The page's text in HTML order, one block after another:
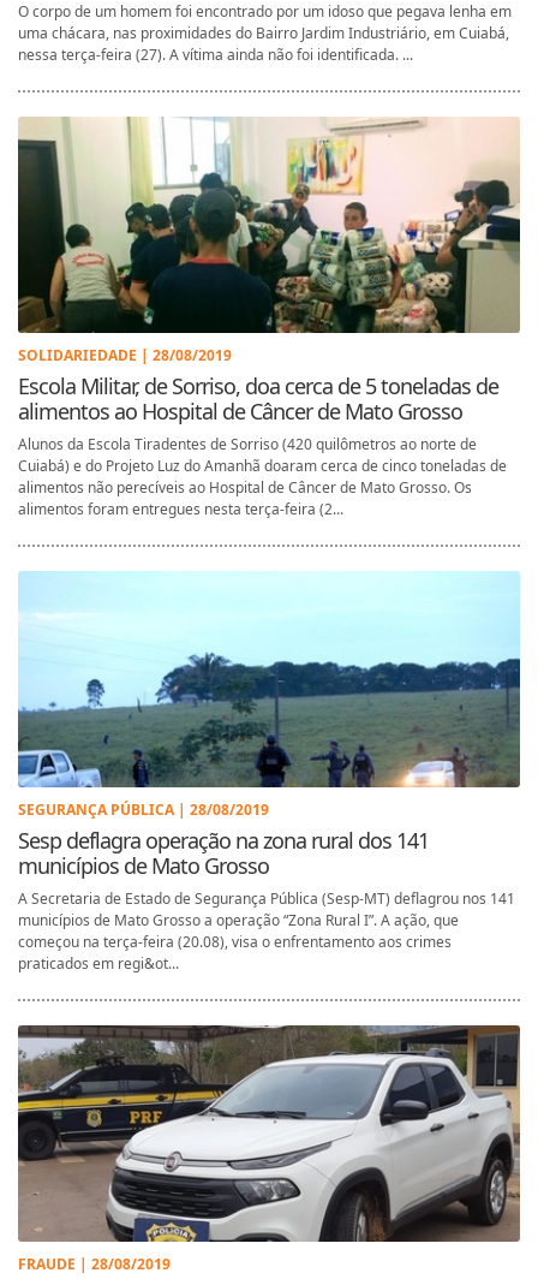
O corpo de um homem foi encontrado por um idoso que pegava lenha em
uma chácara, nas proximidades do Bairro Jardim Industriário, em Cuiabá,
nessa terça-feira (27). A vítima ainda não foi identificada. ...
SOLIDARIEDADE | 28/08/2019
Escola Militar, de Sorriso, doa cerca de 5 toneladas de
alimentos ao Hospital de Câncer de Mato Grosso
Alunos da Escola Tiradentes de Sorriso (420 quilômetros ao norte de
Cuiabá) e do Projeto Luz do Amanhã doaram cerca de cinco toneladas de
alimentos não perecíveis ao Hospital de Câncer de Mato Grosso. Os
alimentos foram entregues nesta terça-feira (2...
SEGURANÇA PÚBLICA | 28/08/2019
Sesp deflagra operação na zona rural dos 141
municípios de Mato Grosso
A Secretaria de Estado de Segurança Pública (Sesp-MT) deflagrou nos 141
municípios de Mato Grosso a operação “Zona Rural I”. A ação, que
começou na terça-feira (20.08), visa o enfrentamento aos crimes
praticados em regi&ot...
FRAUDE | 28/08/2019